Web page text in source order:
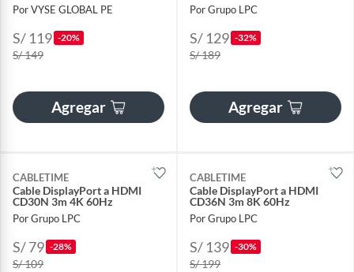
Por VYSE GLOBAL PE
S/ 119 -20%
S/ 149
Agregar
Por Grupo LPC
S/ 129 -32%
S/ 189
Agregar
CABLETIME
Cable DisplayPort a HDMI
CD30N 3m 4K 60Hz
Por Grupo LPC
S/ 79 -28%
S/ 109
CABLETIME
Cable DisplayPort a HDMI
CD36N 3m 8K 60Hz
Por Grupo LPC
S/ 139 -30%
S/ 199